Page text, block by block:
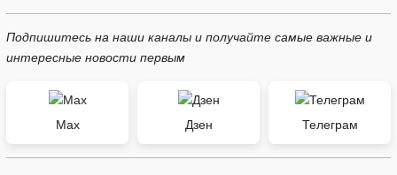
Подпишитесь на наши каналы и получайте самые важные и
интересные новости первым
Max Дзен Телеграм